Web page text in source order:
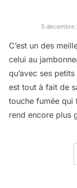
5 décembre
C’est un des
celui au
qu’avec ses
est tout à fait de
touche fumée qui
rend encore plus